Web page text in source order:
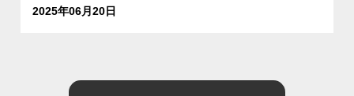
2025年06月20日